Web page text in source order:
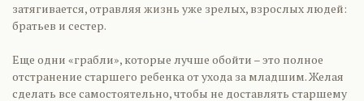
затягивается, отравляя жизнь уже зрелых, взрослых людей:
братьев и сестер.
Еще одни «грабли», которые лучше обойти – это полное
отстранение старшего ребенка от ухода за младшим. Желая
сделать все самостоятельно, чтобы не доставлять старшему